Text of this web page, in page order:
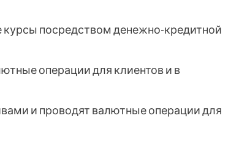
посредством денежно-кредитной
операции для клиентов и в
и проводят валютные операции для